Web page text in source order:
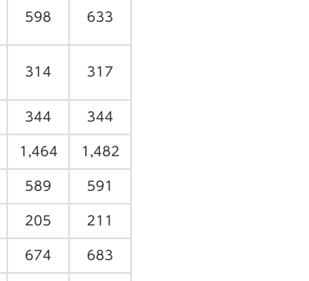
598 633
314 317
344 344
1,464 1,482
589 591
205 211
674 683